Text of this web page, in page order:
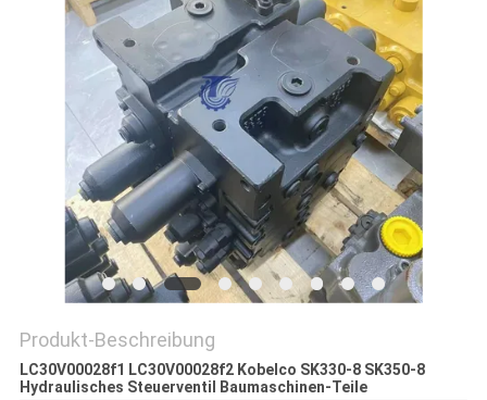
DATENSCHUTZ-
BESTIMMUNGEN
Produkt-Beschreibung
LC30V00028f1 LC30V00028f2 Kobelco SK330-8 SK350-8
Hydraulisches Steuerventil Baumaschinen-Teile